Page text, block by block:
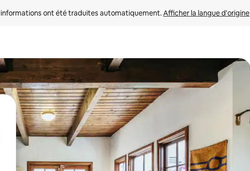
ont été traduites automatiquement. Afficher la langue d'origine